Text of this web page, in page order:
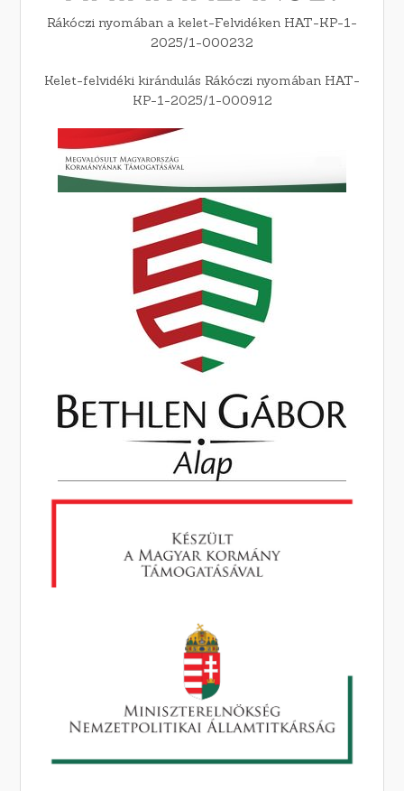
Rákóczi nyomában a kelet-Felvidéken HAT-KP-1-
2025/1-000232
Kelet-felvidéki kirándulás Rákóczi nyomában HAT-
KP-1-2025/1-000912